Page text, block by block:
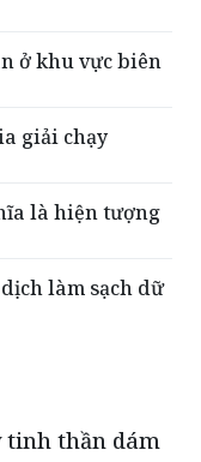
ở khu vực biên
giải chạy
là hiện tượng
làm sạch dữ
tinh thần dám